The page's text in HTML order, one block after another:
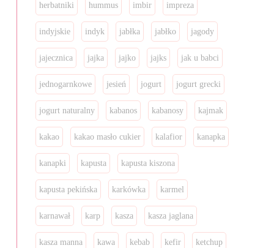
herbatniki hummus imbir impreza
indyjskie indyk jabłka jabłko jagody
jajecznica jajka jajko jajks jak u babci
jednogarnkowe jesień jogurt jogurt grecki
jogurt naturalny kabanos kabanosy kajmak
kakao kakao masło cukier kalafior kanapka
kanapki kapusta kapusta kiszona
kapusta pekińska karkówka karmel
karnawał karp kasza kasza jaglana
kasza manna kawa kebab kefir ketchup